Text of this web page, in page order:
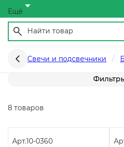
Ещё
Свечи и подсвечники
Свечи для торта
8 товаров
Арт.10-0360